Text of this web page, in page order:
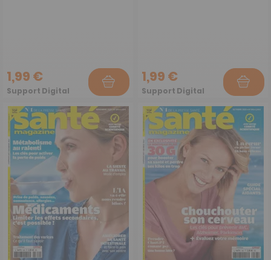
1,99 €
Support Digital
1,99 €
Support Digital